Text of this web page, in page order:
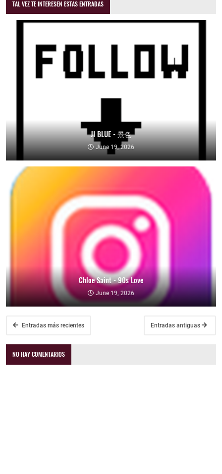
TAL VEZ TE INTERESEN ESTAS ENTRADAS
JI BLUE - 景色
June 19, 2026
Chloe Saint - 90s Love
June 19, 2026
Entradas más recientes Entradas antiguas
NO HAY COMENTARIOS